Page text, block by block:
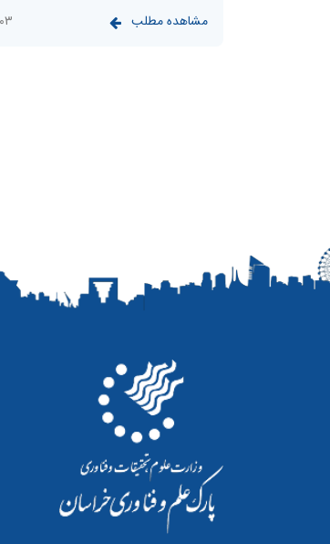
مشاهده مطلب